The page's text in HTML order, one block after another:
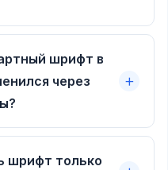
шрифт в
через
шрифт только